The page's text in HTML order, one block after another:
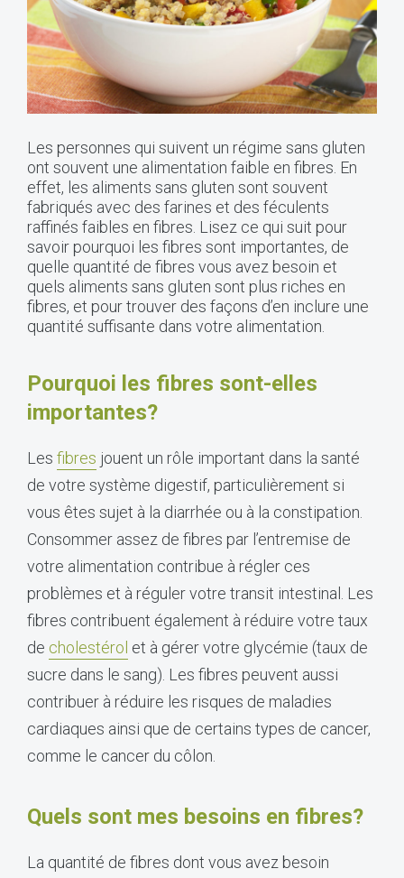
Les personnes qui suivent un régime sans gluten
ont souvent une alimentation faible en fibres. En
effet, les aliments sans gluten sont souvent
fabriqués avec des farines et des féculents
raffinés faibles en fibres. Lisez ce qui suit pour
savoir pourquoi les fibres sont importantes, de
quelle quantité de fibres vous avez besoin et
quels aliments sans gluten sont plus riches en
fibres, et pour trouver des façons d’en inclure une
quantité suffisante dans votre alimentation.
Pourquoi les fibres sont-elles
importantes?
Les fibres jouent un rôle important dans la santé
de votre système digestif, particulièrement si
vous êtes sujet à la diarrhée ou à la constipation.
Consommer assez de fibres par l’entremise de
votre alimentation contribue à régler ces
problèmes et à réguler votre transit intestinal. Les
fibres contribuent également à réduire votre taux
de cholestérol et à gérer votre glycémie (taux de
sucre dans le sang). Les fibres peuvent aussi
contribuer à réduire les risques de maladies
cardiaques ainsi que de certains types de cancer,
comme le cancer du côlon.
Quels sont mes besoins en fibres?
La quantité de fibres dont vous avez besoin